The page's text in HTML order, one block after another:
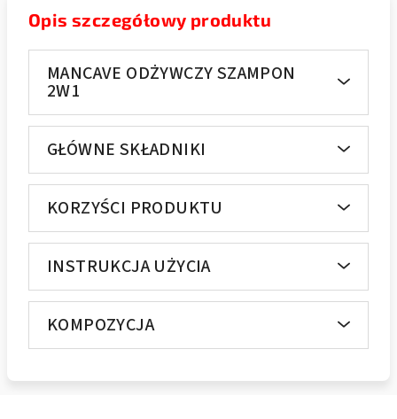
Opis szczegółowy produktu
MANCAVE ODŻYWCZY SZAMPON
2W1
GŁÓWNE SKŁADNIKI
KORZYŚCI PRODUKTU
INSTRUKCJA UŻYCIA
KOMPOZYCJA